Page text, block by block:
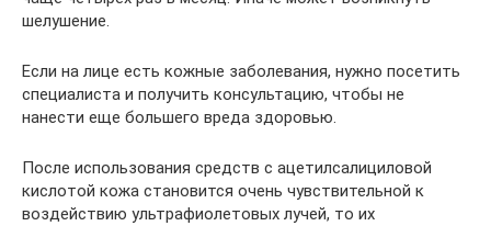
шелушение.
Если на лице есть кожные заболевания, нужно посетить
специалиста и получить консультацию, чтобы не
нанести еще большего вреда здоровью.
После использования средств с ацетилсалициловой
кислотой кожа становится очень чувствительной к
воздействию ультрафиолетовых лучей, то их